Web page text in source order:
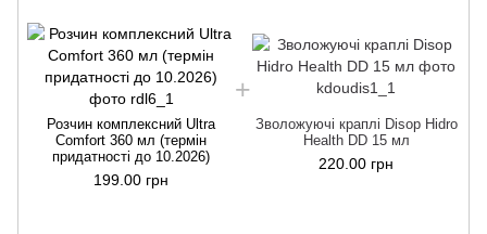
Розчин комплексний Ultra
Comfort 360 мл (термін
придатності до 10.2026)
199.00 грн
Зволожуючі краплі Disop Hidro
Health DD 15 мл
220.00 грн